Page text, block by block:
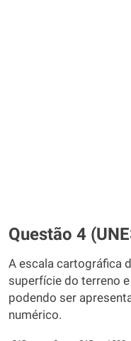
Questão 4
A escala cartográfica
superfície do terreno
podendo ser
numérico.